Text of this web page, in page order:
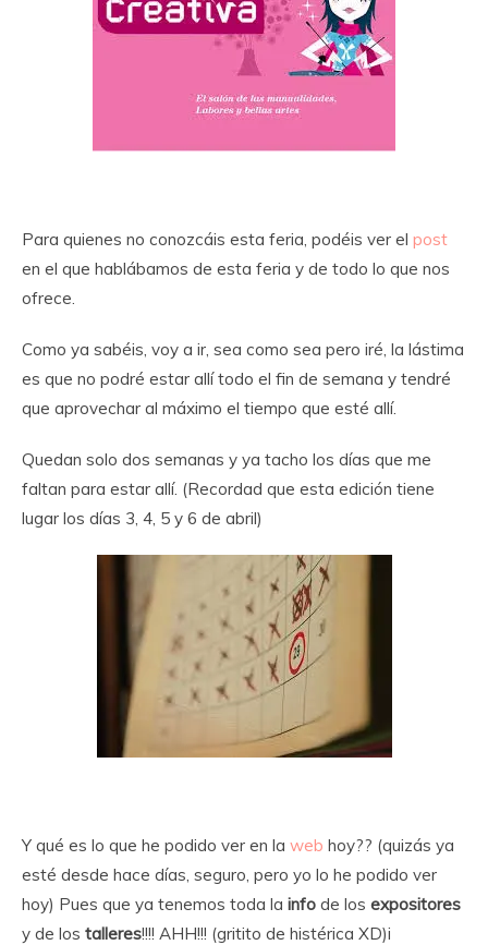
Para quienes no conozcáis esta feria, podéis ver el post
en el que hablábamos de esta feria y de todo lo que nos
ofrece.
Como ya sabéis, voy a ir, sea como sea pero iré, la lástima
es que no podré estar allí todo el fin de semana y tendré
que aprovechar al máximo el tiempo que esté allí.
Quedan solo dos semanas y ya tacho los días que me
faltan para estar allí. (Recordad que esta edición tiene
lugar los días 3, 4, 5 y 6 de abril)
Y qué es lo que he podido ver en la web hoy?? (quizás ya
esté desde hace días, seguro, pero yo lo he podido ver
hoy) Pues que ya tenemos toda la info de los expositores
y de los talleres!!!! AHH!!! (gritito de histérica XD)i